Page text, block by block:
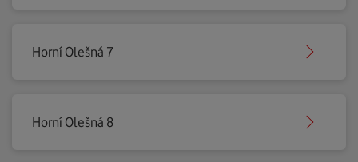
Horní Olešná 7
Horní Olešná 8